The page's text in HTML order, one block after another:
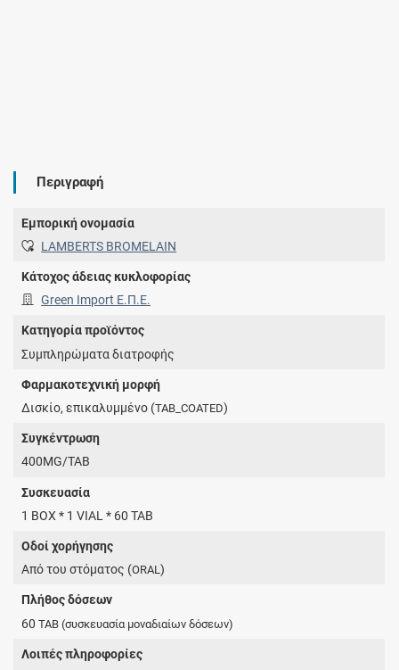
Περιγραφή
Εμπορική ονομασία
LAMBERTS BROMELAIN
Κάτοχος άδειας κυκλοφορίας
Green Import Ε.Π.Ε.
Κατηγορία προϊόντος
Συμπληρώματα διατροφής
Φαρμακοτεχνική μορφή
Δισκίο, επικαλυμμένο (TAB_COATED)
Συγκέντρωση
400MG/TAB
Συσκευασία
1 BOX * 1 VIAL * 60 TAB
Οδοί χορήγησης
Από του στόματος (ORAL)
Πλήθος δόσεων
60TAB (συσκευασία μοναδιαίων δόσεων)
Λοιπές πληροφορίες